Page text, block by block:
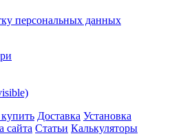
персональных данных
Доставка Установка
сайта Статьи Калькуляторы